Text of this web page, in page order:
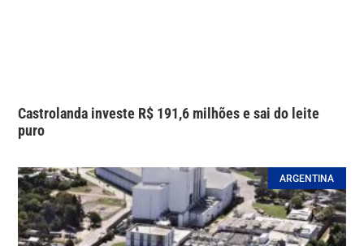
Castrolanda investe R$ 191,6 milhões e sai do leite
puro
ARGENTINA